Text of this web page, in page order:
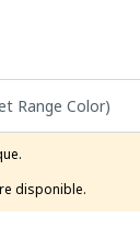
Range Color)
disponible.